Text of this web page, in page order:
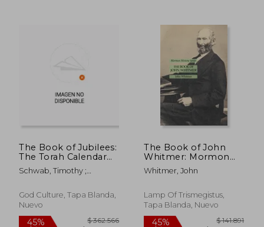
The Book of Jubilees:
The Torah Calendar
(en Inglés)
Schwab, Timothy ;
R. H.
God Culture, Tapa Blanda,
Nuevo
The Book of John
Whitmer: Mormon
History Series (en
Inglés)
Whitmer, John
Lamp Of Trismegistus,
Tapa Blanda, Nuevo